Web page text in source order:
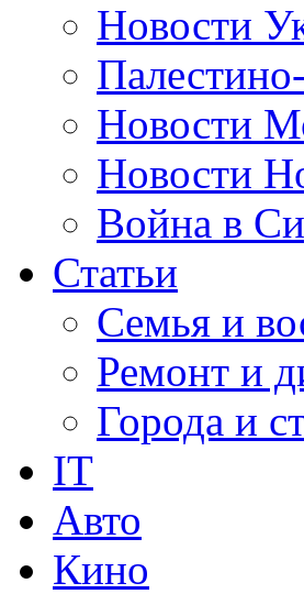
Новости
Новости
Новости
Война в
Статьи
Семья и
Ремонт и
Города и
IT
Авто
Кино